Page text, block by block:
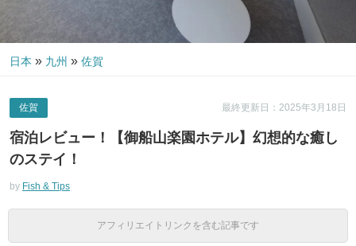
日本 » 九州 » 佐賀
最終更新日：2025年3月18日
佐賀
宿泊レビュー！【御船山楽園ホテル】幻想的な癒し
のステイ！
by Fish & Tips
アフィリエイトリンクを含む記事です